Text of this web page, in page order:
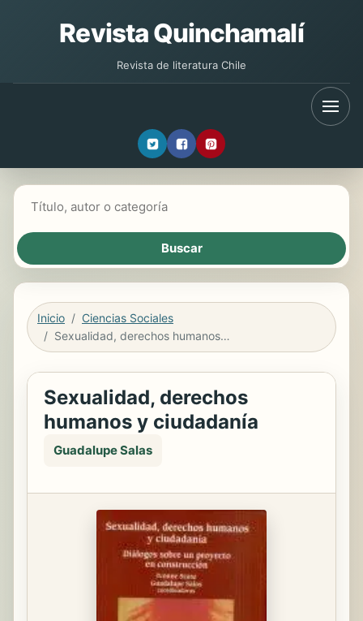
Revista Quinchamalí
Revista de literatura Chile
Inicio
Ciencias Sociales
Sexualidad, derechos humanos y ciudadanía
Sexualidad, derechos
humanos y ciudadanía
Guadalupe Salas